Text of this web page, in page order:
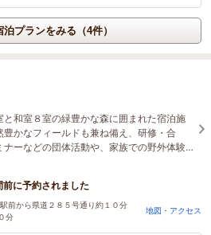
プランをみる（4件）
と和室８室の緑豊かな森に囲まれた宿泊施
豊かなフィールドも兼ね備え、研修・合
ナーなどの団体活動や、家族での野外体験
て最適です。キャンプ場やログキャビンも
前に予約されました
前から県道２８５号通り約１０分
分
地図・アクセス